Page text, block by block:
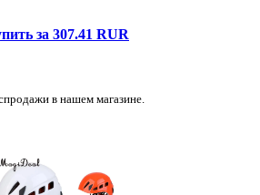
за 307.41 RUR
в нашем магазине.